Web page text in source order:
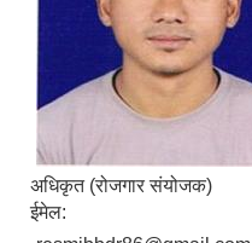
अधिकृत (रोजगार संयोजक)
ईमेल: